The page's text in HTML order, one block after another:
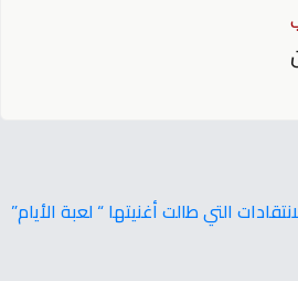
التي طالت أغنيتها “ لعبة الأيام”